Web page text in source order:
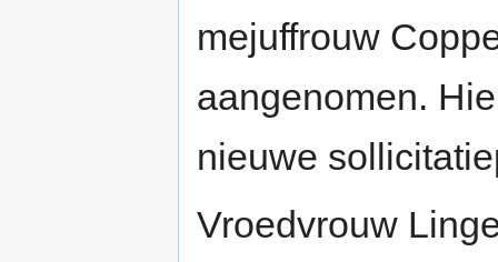
mejuffrouw
aangenomen.
nieuwe
Vroedvrouw